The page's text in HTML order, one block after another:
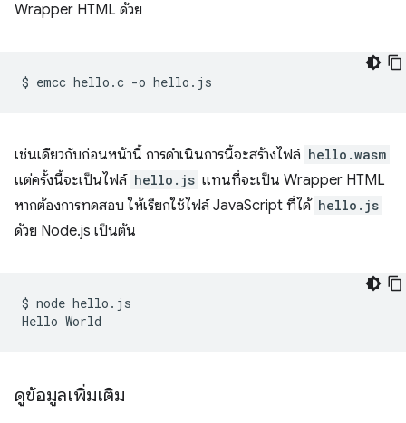
Wrapper HTML ด้วย
$ emcc hello.c -o
เช่นเดียวกับก่อนหน้านี้ การดำเนินการนี้จะสร้างไฟล์ hello.wasm
แต่ครั้งนี้จะเป็นไฟล์ hello.js แทนที่จะเป็น Wrapper HTML
หากต้องการทดสอบ ให้เรียกใช้ไฟล์ JavaScript ที่ได้ hello.js
ด้วย Node.js เป็นต้น
$ node hello.js
Hello
ดูข้อมูลเพิ่มเติม